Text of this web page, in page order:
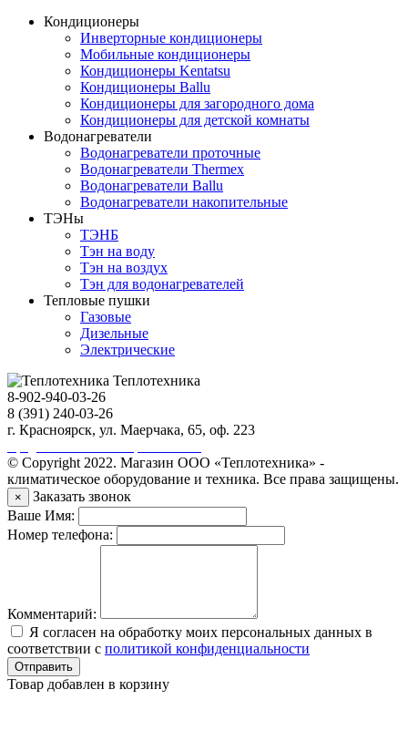
Кондиционеры
Инверторные кондиционеры
Мобильные кондиционеры
Кондиционеры Kentatsu
Кондиционеры Ballu
Кондиционеры для загородного дома
Кондиционеры для детской комнаты
Водонагреватели
Водонагреватели проточные
Водонагреватели Thermex
Водонагреватели Ballu
Водонагреватели накопительные
ТЭНы
ТЭНБ
Тэн на воду
Тэн на воздух
Тэн для водонагревателей
Тепловые пушки
Газовые
Дизельные
Электрические
Теплотехника
8-902-940-03-26
8 (391) 240-03-26
г. Красноярск, ул. Маерчака, 65, оф. 223
© Copyright 2022. Магазин ООО «Теплотехника» -
климатическое оборудование и техника. Все права защищены.
×
Заказать звонок
Ваше Имя:
Номер телефона:
Комментарий:
Я согласен на обработку моих персональных данных в
соответствии с политикой конфиденциальности
Отправить
Товар добавлен в корзину